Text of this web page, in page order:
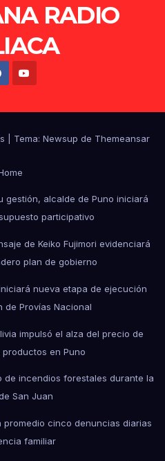
RADIO
Tema: Newsup de Themeansar
gestión, alcalde de Puno iniciará
participativo
de Keiko Fujimori evidenciará
plan de gobierno
nueva etapa de ejecución
de Provías Nacional
impulsó el alza del precio de
en Puno
de incendios forestales durante la
San Juan
promedio cinco denuncias diarias
familiar